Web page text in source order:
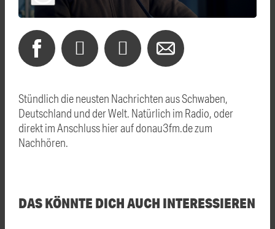
Stündlich die neusten Nachrichten aus Schwaben,
Deutschland und der Welt. Natürlich im Radio, oder
direkt im Anschluss hier auf donau3fm.de zum
Nachhören.
DAS KÖNNTE DICH AUCH INTERESSIEREN